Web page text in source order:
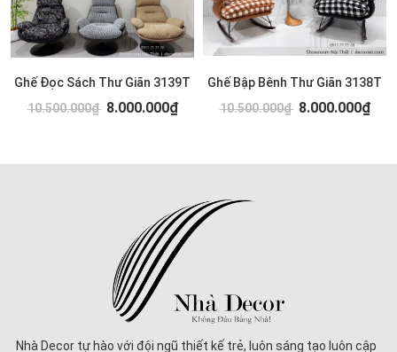
Ghế Đọc Sách Thư Giãn 3139T
10.500.000₫ 8.000.000₫
Ghế Bập Bênh Thư Giãn 3138T
10.500.000₫ 8.000.000₫
Nhà Decor tự hào với đội ngũ thiết kế trẻ, luôn sáng tạo luôn cập